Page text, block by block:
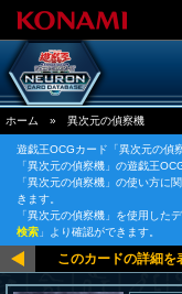
ホーム » 異次元の偵察機
遊戯王OCGカード「異次元の偵
「異次元の偵察機」の遊戯王
「異次元の偵察機」の使い方に
きます。
「異次元の偵察機」を使用した
検索 」より確認ができます。